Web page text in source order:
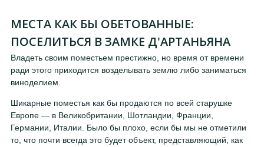
МЕСТА КАК БЫ ОБЕТОВАННЫЕ:
ПОСЕЛИТЬСЯ В ЗАМКЕ Д'АРТАНЬЯНА
Владеть своим поместьем престижно, но время от времени
ради этого приходится возделывать землю либо заниматься
виноделием.
Шикарные поместья как бы продаются по всей старушке
Европе — в Великобритании, Шотландии, Франции,
Германии, Италии. Было бы плохо, если бы мы не отметили
то, что почти всегда это будет объект, представляющий, как